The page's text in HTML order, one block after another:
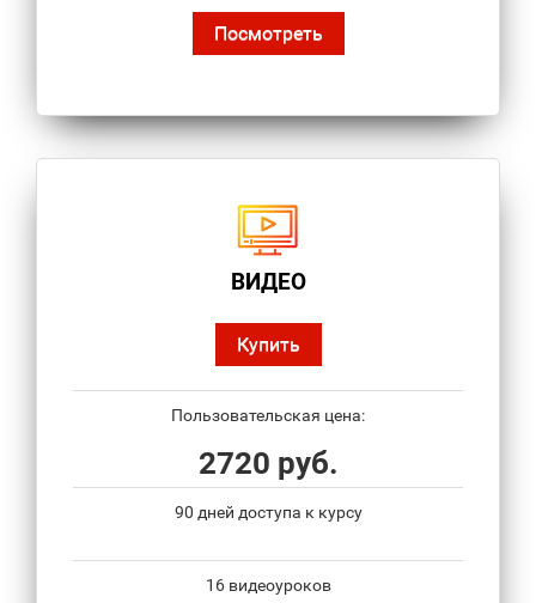
Посмотреть
ВИДЕО
Купить
Пользовательская цена:
2720 руб.
90 дней доступа к курсу
16 видеоуроков